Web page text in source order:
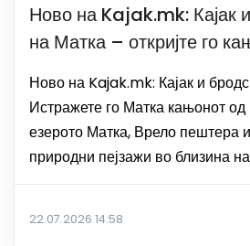
Ново на Kajak.mk: Кајак
на Матка – откријте го
Ново на Kajak.mk: Кајак и
Истражете го Матка кањонот од
езерото Матка, Врело пештера
природни пејзажи во близина
22.07.2026 14:58